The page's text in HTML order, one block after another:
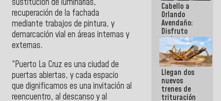
recuperación de la fachada
mediante trabajos de pintura, y
demarcación vial en áreas internas y
externas.
“Puerto La Cruz es una ciudad de
puertas abiertas, y cada espacio
que dignificamos es una invitación al
reencuentro, al descanso y al
Cabello a
Orlando
Avendaño:
Disfruto
cada vez
que escribes
porque lo
que haces
es
embarrarla
Llegan dos
nuevos
trenes de
trituración